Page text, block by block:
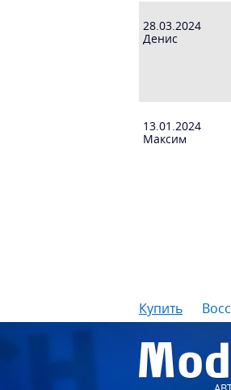
28.03.2024
Денис
13.01.2024
Максим
Купить